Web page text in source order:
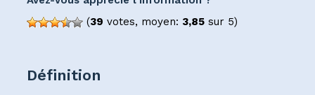
(39 votes, moyen: 3,85 sur5)
Définition